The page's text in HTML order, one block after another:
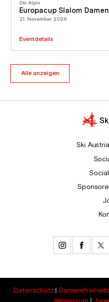
Ski Alpin
Europacup Slalom Damen
21. November 2026
Eventdetails
Alle anzeigen
Ski
Datenschutz